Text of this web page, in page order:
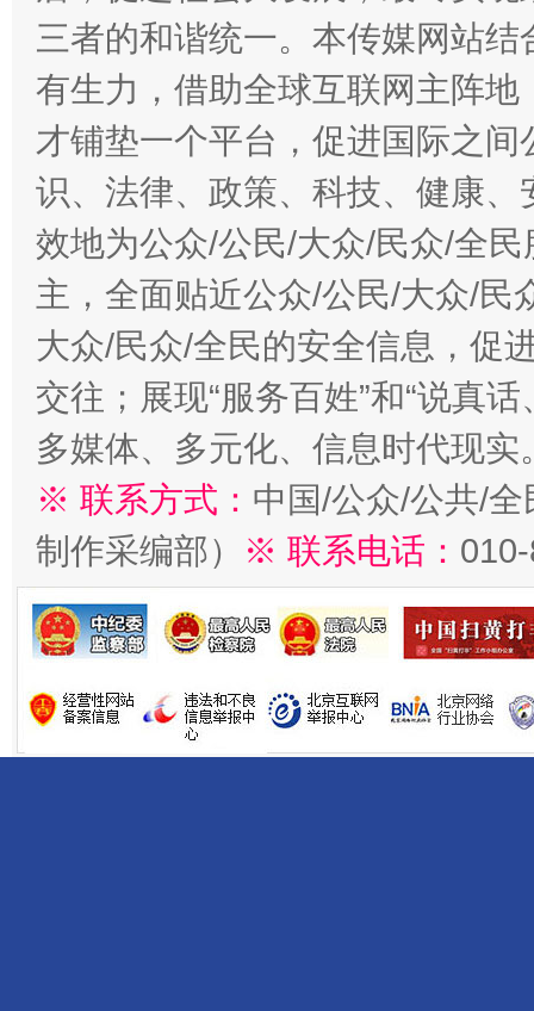
三者的和谐统一。本传媒网站
有生力，借助全球互联网主阵
才铺垫一个平台，促进国际之
识、法律、政策、科技、健康
效地为公众/公民/大众/民众/全
主，全面贴近公众/公民/大众/民
大众/民众/全民的安全信息，促
交往；展现“服务百姓”和“说真
多媒体、多元化、信息时代现实
※ 联系方式： 中国/公众/公共/
制作采编部）
※ 联系电话：